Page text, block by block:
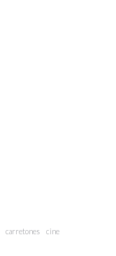
carretones cine